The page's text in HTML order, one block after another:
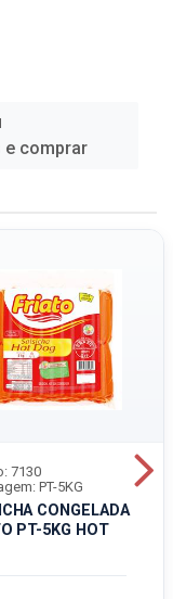
e comprar
CONGELADA
PT-5KG HOT
7130
PT-5KG